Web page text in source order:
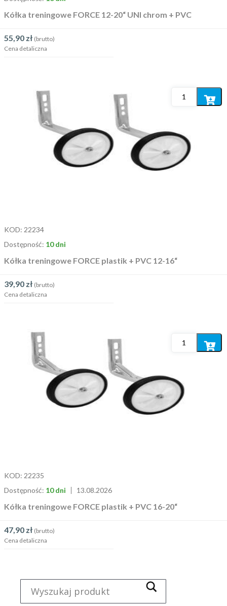
Kółka treningowe FORCE 12-20“ UNI chrom + PVC
55,90 zł (brutto)
Cena detaliczna
KOD: 22234
Dostępność: 10 dni
Kółka treningowe FORCE plastik + PVC 12-16“
39,90 zł (brutto)
Cena detaliczna
Dodaj
KOD: 22235
Dostępność: 10 dni 13.08.2026
Kółka treningowe FORCE plastik + PVC 16-20“
47,90 zł (brutto)
Cena detaliczna
Dodaj